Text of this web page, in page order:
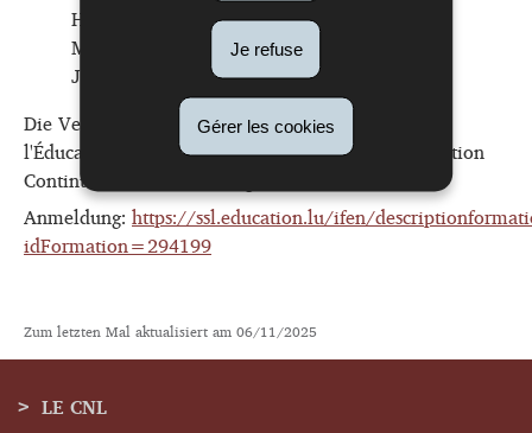
Je refuse
Gérer les cookies
Hildegard Keller © Marvin Zilm, Iljoma
Mangold © Christian Kaufmann, Jérôme
Jaminet © Lynn Berchem
Die Veranstaltung ist beim Institut de formation de
l'Éducation nationale (IFEN) als anerkannte Formation
Continue für Lehrkräfte registriert.
Anmeldung: https://ssl.education.lu/ifen/
idFormation=294199
Zum letzten Mal aktualisiert am06/11/2025
LE CNL